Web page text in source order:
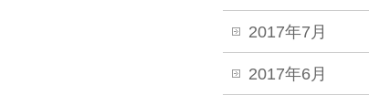
2017年7月
2017年6月